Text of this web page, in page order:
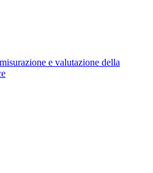
e valutazione della